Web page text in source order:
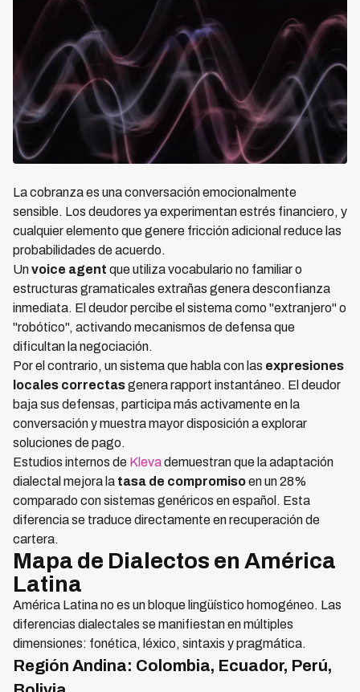
La cobranza es una conversación emocionalmente
sensible. Los deudores ya experimentan estrés financiero, y
cualquier elemento que genere fricción adicional reduce las
probabilidades de acuerdo.
Unvoice agent que utiliza vocabulario no familiar o
estructuras gramaticales extrañas genera desconfianza
inmediata. El deudor percibe el sistema como "extranjero" o
"robótico", activando mecanismos de defensa que
dificultan la negociación.
Por el contrario, un sistema que habla con las expresiones
locales correctasgenera rapport instantáneo. El deudor
baja sus defensas, participa más activamente en la
conversación y muestra mayor disposición a explorar
soluciones de pago.
Estudios internos de Klevademuestran que la adaptación
dialectal mejora la tasa de compromisoen un 28%
comparado con sistemas genéricos en español. Esta
diferencia se traduce directamente en recuperación de
cartera.
Mapa de Dialectos en América
Latina
América Latina no es un bloque lingüístico homogéneo. Las
diferencias dialectales se manifiestan en múltiples
dimensiones: fonética, léxico, sintaxis y pragmática.
Región Andina: Colombia, Ecuador, Perú,